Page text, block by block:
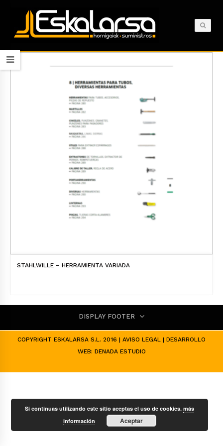
STAHLWILLE – HERRAMIENTA VARIADA
DISPLAY FOOTER
COPYRIGHT ESKALARSA S.L. 2016 | AVISO LEGAL | DESARROLLO
WEB: DENADA ESTUDIO
Si continuas utilizando este sitio aceptas el uso de cookies.más
información
Aceptar